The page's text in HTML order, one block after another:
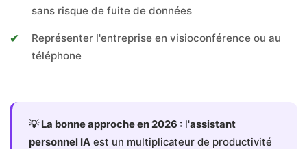
sans risque de fuite de données
Représenter l'entreprise en visioconférence ou au
téléphone
💡 La bonne approche en 2026 : l'assistant
personnel IA est un multiplicateur de productivité